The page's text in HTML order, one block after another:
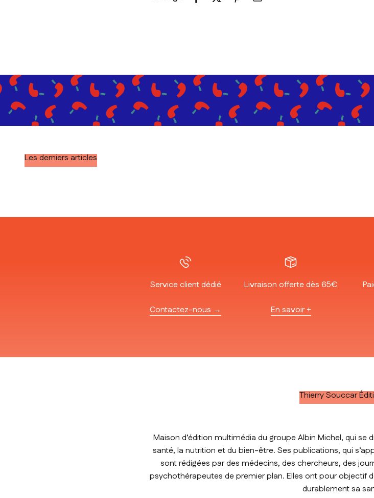
Les derniers articles
Service client dédié
Contactez-nous →
Livraison offerte dès 65€
En savoir +
Thierry Souccar
Maison d’édition multimédia du groupe Albin Michel, qui
santé, la nutrition et du bien-être. Ses publications, qui
sont rédigées par des médecins, des chercheurs, des
psychothérapeutes de premier plan. Elles ont pour objectif
durablement sa